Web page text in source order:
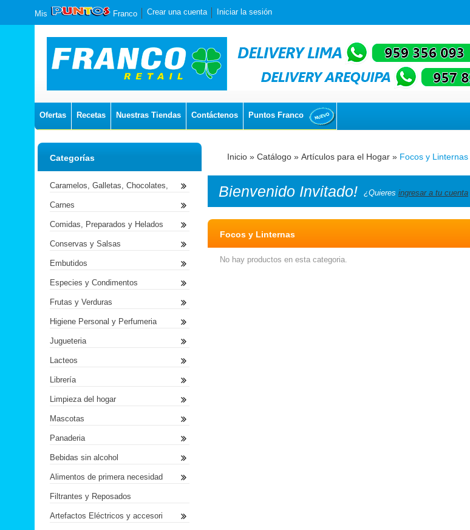
Mis Franco Crear una cuenta Iniciar la sesión
Ofertas Recetas Nuestras Tiendas Contáctenos Puntos Franco
Inicio » Catálogo » Artículos para el Hogar » Focos y Linternas
Bienvenido Invitado! ¿Quieres ingresar a tu cuenta
Focos y Linternas
No hay productos en esta categoria.
Categorías
Caramelos, Galletas, Chocolates,
Carnes
Comidas, Preparados y Helados
Conservas y Salsas
Embutidos
Especies y Condimentos
Frutas y Verduras
Higiene Personal y Perfumeria
Jugueteria
Lacteos
Librería
Limpieza del hogar
Mascotas
Panaderia
Bebidas sin alcohol
Alimentos de primera necesidad
Filtrantes y Reposados
Artefactos Eléctricos y accesori